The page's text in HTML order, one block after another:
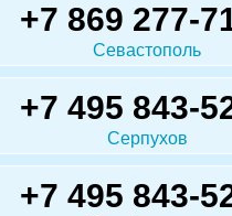
+7 869 277-
Севастополь
+7 495 843-
Серпухов
+7 495 843-